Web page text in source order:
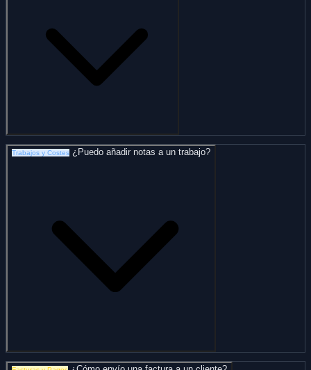
Trabajos y Costes ¿Puedo añadir notas a un trabajo?